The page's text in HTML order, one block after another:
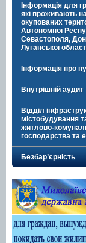
Інформація для
які проживають
окупованих
Автономної
Севастополя,
Луганської
Інформація про
Внутрішній аудит
Відділ
містобудування
житлово-
господарства та
Безбар’єрність